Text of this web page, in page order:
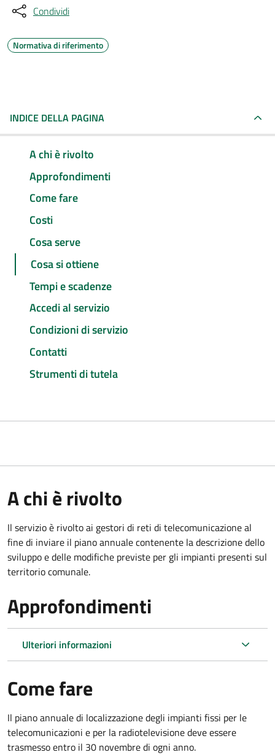
Condividi
Normativa di riferimento
INDICE DELLA PAGINA
A chi è rivolto
Approfondimenti
Come fare
Costi
Cosa serve
Cosa si ottiene
Tempi e scadenze
Accedi al servizio
Condizioni di servizio
Contatti
Strumenti di tutela
A chi è rivolto
Il servizio è rivolto ai gestori di reti di telecomunicazione al
fine di inviare il piano annuale contenente la descrizione dello
sviluppo e delle modifiche previste per gli impianti presenti sul
territorio comunale.
Approfondimenti
Ulteriori informazioni
Come fare
Il piano annuale di localizzazione degli impianti fissi per le
telecomunicazioni e per la radiotelevisione deve essere
trasmesso entro il 30 novembre di ogni anno.